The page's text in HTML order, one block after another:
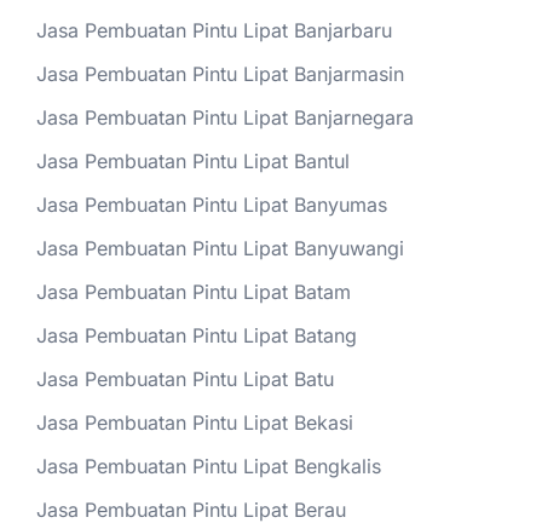
Jasa Pembuatan Pintu Lipat Banjarbaru
Jasa Pembuatan Pintu Lipat Banjarmasin
Jasa Pembuatan Pintu Lipat Banjarnegara
Jasa Pembuatan Pintu Lipat Bantul
Jasa Pembuatan Pintu Lipat Banyumas
Jasa Pembuatan Pintu Lipat Banyuwangi
Jasa Pembuatan Pintu Lipat Batam
Jasa Pembuatan Pintu Lipat Batang
Jasa Pembuatan Pintu Lipat Batu
Jasa Pembuatan Pintu Lipat Bekasi
Jasa Pembuatan Pintu Lipat Bengkalis
Jasa Pembuatan Pintu Lipat Berau